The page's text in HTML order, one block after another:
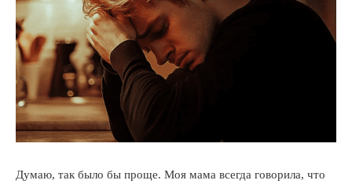
Думаю, так было бы проще. Моя мама всегда говорила, что